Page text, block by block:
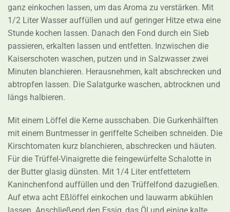
ganz einkochen lassen, um das Aroma zu verstärken. Mit
1/2 Liter Wasser auffüllen und auf geringer Hitze etwa eine
Stunde kochen lassen. Danach den Fond durch ein Sieb
passieren, erkalten lassen und entfetten. Inzwischen die
Kaiserschoten waschen, putzen und in Salzwasser zwei
Minuten blanchieren. Herausnehmen, kalt abschrecken und
abtropfen lassen. Die Salatgurke waschen, abtrocknen und
längs halbieren.
Mit einem Löffel die Kerne ausschaben. Die Gurkenhälften
mit einem Buntmesser in geriffelte Scheiben schneiden. Die
Kirschtomaten kurz blanchieren, abschrecken und häuten.
Für die Trüffel-Vinaigrette die feingewürfelte Schalotte in
der Butter glasig dünsten. Mit 1/4 Liter entfettetem
Kaninchenfond auffüllen und den Trüffelfond dazugießen.
Auf etwa acht Eßlöffel einkochen und lauwarm abkühlen